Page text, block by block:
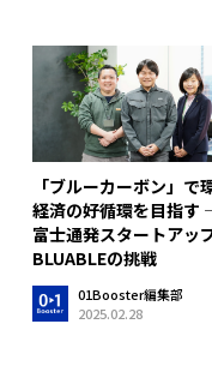
「ブルーカーボン」で
経済の好循環を目指
富士通発スタートアッ
BLUABLEの挑戦
01Booster編集部
2025.02.28